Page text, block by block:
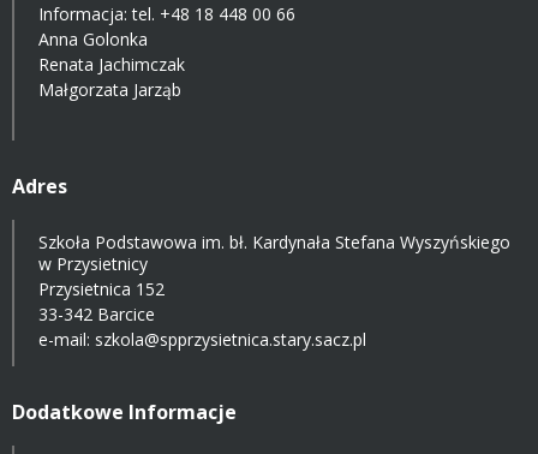
Informacja: tel. +48 18 448 00 66
Anna Golonka
Renata Jachimczak
Małgorzata Jarząb
Adres
Szkoła Podstawowa im. bł. Kardynała Stefana Wyszyńskiego
w Przysietnicy
Przysietnica 152
33-342 Barcice
e-mail: szkola@spprzysietnica.stary.sacz.pl
Dodatkowe Informacje